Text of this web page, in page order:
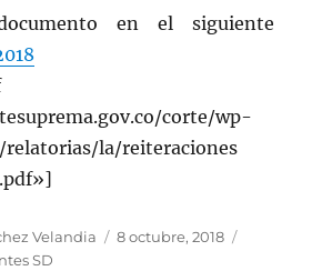
en el siguiente
corte/wp-
la/reiteraciones
Velandia
Publicado
8 octubre, 2018
SD